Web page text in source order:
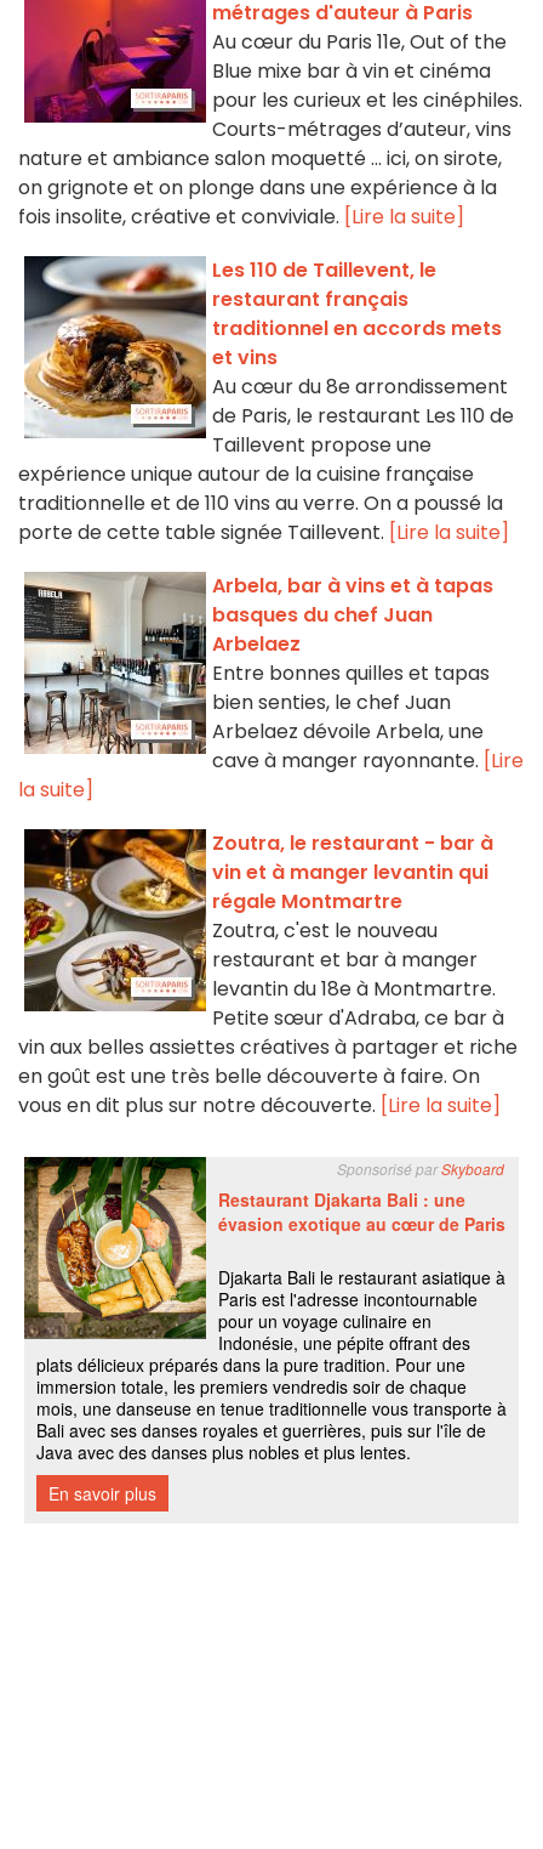
métrages d'auteur à Paris
Au cœur du Paris 11e, Out of the
Blue mixe bar à vin et cinéma
pour les curieux et les cinéphiles.
Courts-métrages d’auteur, vins
nature et ambiance salon moquetté ... ici, on sirote,
on grignote et on plonge dans une expérience à la
fois insolite, créative et conviviale. [Lire la suite]
Les 110 de Taillevent, le
restaurant français
traditionnel en accords mets
et vins
Au cœur du 8e arrondissement
de Paris, le restaurant Les 110 de
Taillevent propose une
expérience unique autour de la cuisine française
traditionnelle et de 110 vins au verre. On a poussé la
porte de cette table signée Taillevent. [Lire la suite]
Arbela, bar à vins et à tapas
basques du chef Juan
Arbelaez
Entre bonnes quilles et tapas
bien senties, le chef Juan
Arbelaez dévoile Arbela, une
cave à manger rayonnante. [Lire
la suite]
Zoutra, le restaurant - bar à
vin et à manger levantin qui
régale Montmartre
Zoutra, c'est le nouveau
restaurant et bar à manger
levantin du 18e à Montmartre.
Petite sœur d'Adraba, ce bar à
vin aux belles assiettes créatives à partager et riche
en goût est une très belle découverte à faire. On
vous en dit plus sur notre découverte. [Lire la suite]